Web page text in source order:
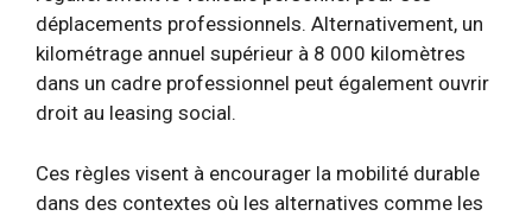
déplacements professionnels. Alternativement, un
kilométrage annuel supérieur à 8 000 kilomètres
dans un cadre professionnel peut également ouvrir
droit au leasing social.
Ces règles visent à encourager la mobilité durable
dans des contextes où les alternatives comme les